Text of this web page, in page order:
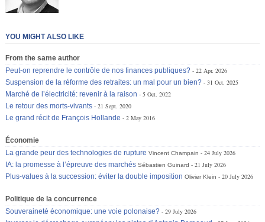
YOU MIGHT ALSO LIKE
From the same author
Peut-on reprendre le contrôle de nos finances publiques?
22 Apr. 2026
Suspension de la réforme des retraites: un mal pour un bien?
31 Oct. 2025
Marché de l’électricité: revenir à la raison
5 Oct. 2022
Le retour des morts-vivants
21 Sept. 2020
Le grand récit de François Hollande
2 May 2016
Économie
La grande peur des technologies de rupture Vincent Champain
24 July 2026
IA: la promesse à l’épreuve des marchés Sébastien Guinard
21 July 2026
Plus-values à la succession: éviter la double imposition Olivier Klein 20 July 2026
Politique de la concurrence
Souveraineté économique: une voie polonaise?
29 July 2026